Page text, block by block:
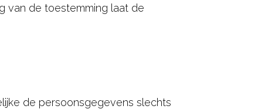
van de toestemming laat de
de persoonsgegevens slechts